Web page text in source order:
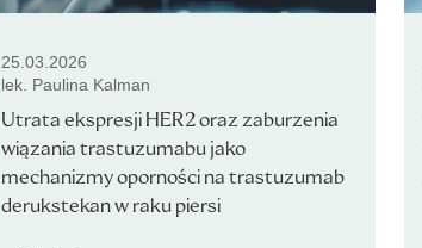
25.03.2026
lek. Paulina Kalman
Utrata ekspresji HER2 oraz zaburzenia
wiązania trastuzumabu jako
mechanizmy oporności na trastuzumab
derukstekan w raku piersi